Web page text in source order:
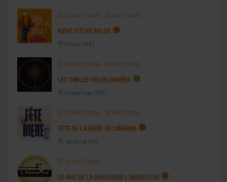
22 AOÛT 2026- 23 AOÛT 2026
BIÈRE D’ÊTRE BELGE
Amay (BE)
26 AOÛT 2026- 30 AOÛT 2026
LES TABLES HOUBLONNÉES
Poperinge (BE)
27 AOÛT 2026- 30 AOÛT 2026
FÊTE DE LA BIÈRE DE SAVERNE
Saverne (67)
30 AOÛT 2026
20 ANS DE LA BRASSERIE L’ABREUVOIR